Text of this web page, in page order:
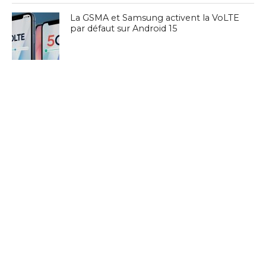
La GSMA et Samsung activent la VoLTE
par défaut sur Android 15